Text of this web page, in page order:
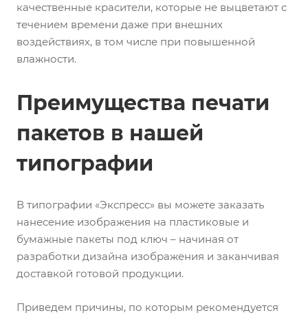
качественные красители, которые не выцветают с
течением времени даже при внешних
воздействиях, в том числе при повышенной
влажности.
Преимущества печати
пакетов в нашей
типографии
В типографии «Экспресс» вы можете заказать
нанесение изображения на пластиковые и
бумажные пакеты под ключ – начиная от
разработки дизайна изображения и заканчивая
доставкой готовой продукции.
Приведем причины, по которым рекомендуется